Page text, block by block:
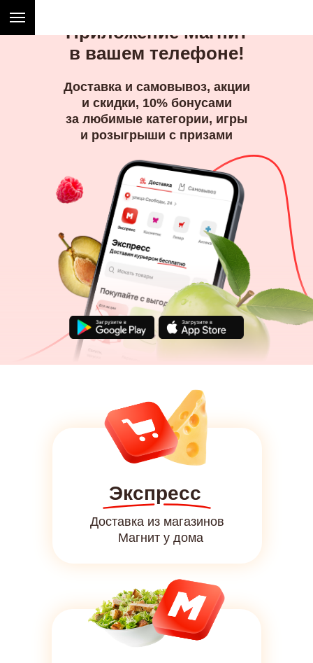
Приложение Магнит
в вашем телефоне!
Доставка и самовывоз, акции
и скидки, 10% бонусами
за любимые категории, игры
и розыгрыши с призами
Экспресс
Доставка из магазинов
Магнит у дома